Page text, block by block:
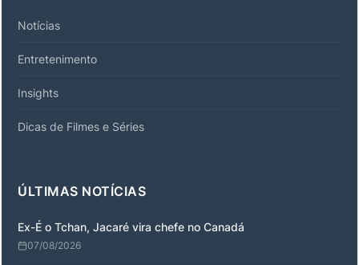
Notícias
Entretenimento
Insights
Dicas de Filmes e Séries
ÚLTIMAS NOTÍCIAS
Ex-É o Tchan, Jacaré vira chefe no Canadá
07/08/2026